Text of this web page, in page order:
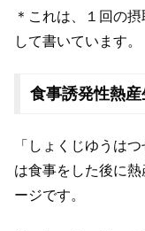
＊これは、１回の
して書いています。
食事誘発性熱産
「しょくじゆうは
は食事をした後に
ージです。